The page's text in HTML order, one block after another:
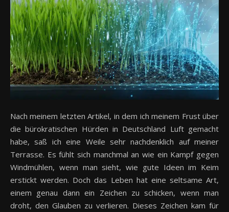
Nach meinem letzten Artikel, in dem ich meinem Frust über
die bürokratischen Hürden in Deutschland Luft gemacht
habe, saß ich eine Weile sehr nachdenklich auf meiner
Terrasse. Es fühlt sich manchmal an wie ein Kampf gegen
Windmühlen, wenn man sieht, wie gute Ideen im Keim
erstickt werden. Doch das Leben hat eine seltsame Art,
einem genau dann ein Zeichen zu schicken, wenn man
droht, den Glauben zu verlieren. Dieses Zeichen kam für